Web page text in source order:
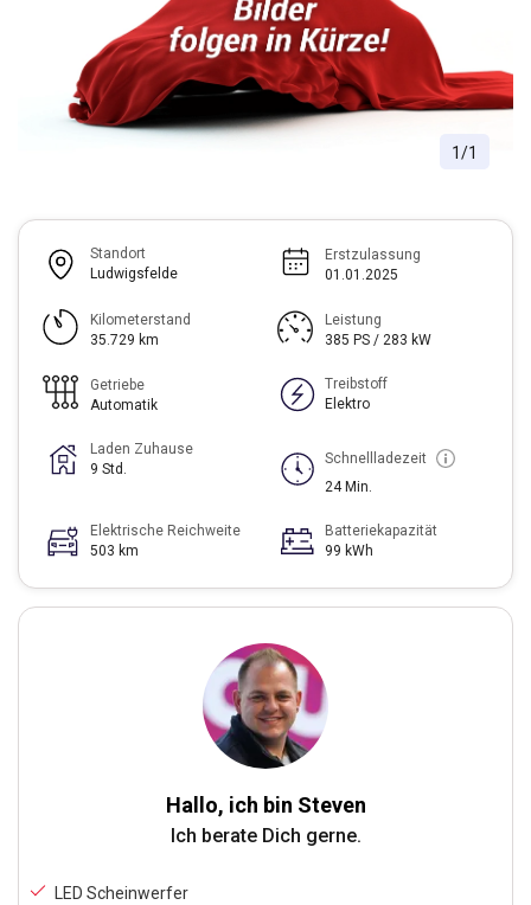
1 /1
Hallo, ich bin Steven
Ich berate Dich gerne.
LED Scheinwerfer
Standort
Ludwigsfelde
Erstzulassung
01.01.2025
Kilometerstand
35.729 km
Leistung
385 PS / 283 kW
Getriebe
Automatik
Treibstoff
Elektro
Laden Zuhause
9 Std.
Schnellladezeit
24 Min.
Elektrische Reichweite
503 km
Batteriekapazität
99 kWh